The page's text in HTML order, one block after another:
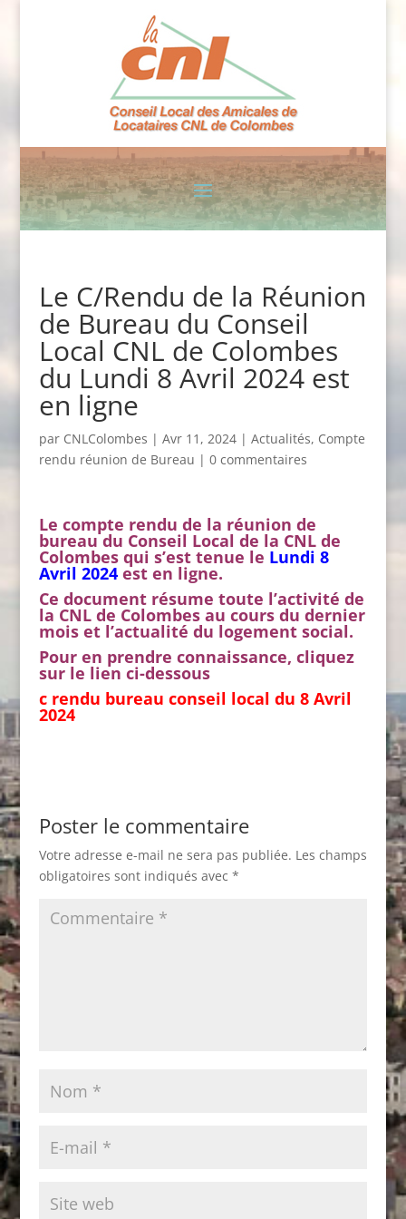
Le C/Rendu de la Réunion
de Bureau du Conseil
Local CNL de Colombes
du Lundi 8 Avril 2024 est
en ligne
par CNLColombes | Avr 11, 2024| Actualités, Compte
rendu réunion de Bureau | 0 commentaires
Le compte rendu de la réunion de
bureau du Conseil Local de la CNL de
Colombes qui s’est tenue le Lundi 8
Avril 2024est en ligne.
Ce document résume toute l’activité de
la CNL de Colombes au cours du dernier
mois et l’actualité du logement social.
Pour en prendre connaissance, cliquez
sur le lien ci-dessous
c rendu bureau conseil local du 8 Avril
2024
Poster le commentaire
Votre adresse e-mail ne sera pas publiée. Les champs
obligatoires sont indiqués avec *